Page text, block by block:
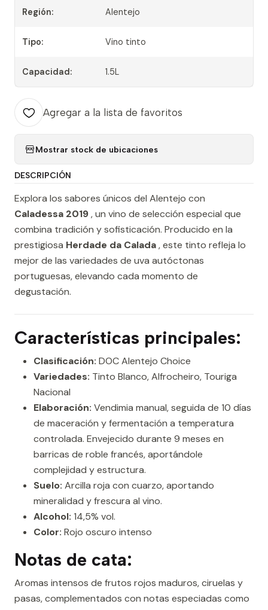
Región: Alentejo
Tipo: Vino tinto
Capacidad: 1.5L
Agregar a la lista de favoritos
Mostrar stock de ubicaciones
DESCRIPCIÓN
Explora los sabores únicos del Alentejo con
Caladessa 2019, un vino de selección especial que
combina tradición y sofisticación. Producido en la
prestigiosa Herdade da Calada, este tinto refleja lo
mejor de las variedades de uva autóctonas
portuguesas, elevando cada momento de
degustación.
Características principales:
Clasificación: DOC Alentejo Choice
Variedades: Tinto Blanco, Alfrocheiro, Touriga
Nacional
Elaboración: Vendimia manual, seguida de 10 días
de maceración y fermentación a temperatura
controlada. Envejecido durante 9 meses en
barricas de roble francés, aportándole
complejidad y estructura.
Suelo: Arcilla roja con cuarzo, aportando
mineralidad y frescura al vino.
Alcohol: 14,5% vol.
Color: Rojo oscuro intenso
Notas de cata:
Aromas intensos de frutos rojos maduros, ciruelas y
pasas, complementados con notas especiadas como